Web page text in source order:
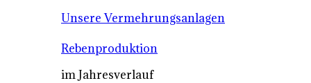
Unsere Vermehrungsanlagen
Rebenproduktion
im Jahresverlauf